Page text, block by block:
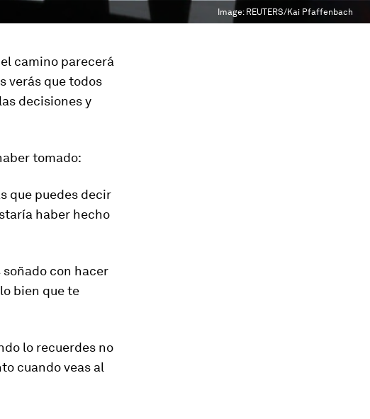
Image: REUTERS/Kai Pfaffenbach
camino parecerá
verás que todos
decisiones y
tomado:
que puedes decir
haber hecho
soñado con hacer
bien que te
lo recuerdes no
cuando veas al